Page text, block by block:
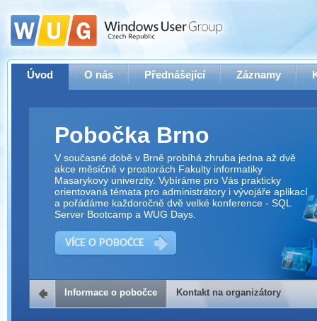
Úvod O nás Přednášející Záznamy
Pobočka Brno
V současné době v Brně probíhá zhruba jedna až dvě
akce měsíčně v prostorách Fakulty informatiky
Masarykovy univerzity. Vybíráme pro Vás prakticky
orientovaná témata pro administrátory i vývojáře aplikací
a pořádáme každoročně dvě velké konference - SQL
Server Bootcamp a WUG Days.
VÍCE O POBOČCE
Kontakt na organizátory
Informace o pobočce Kontakt na organizátory